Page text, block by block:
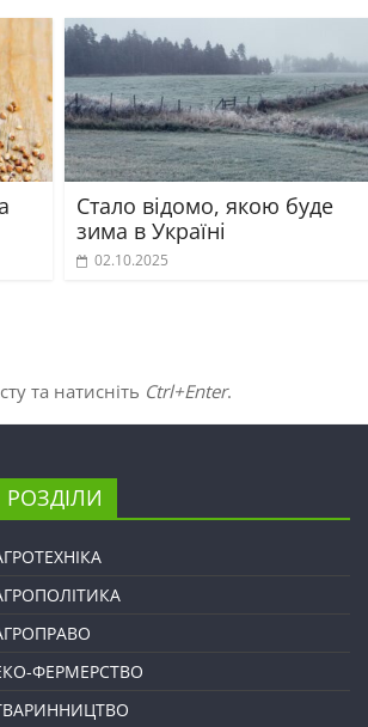
Стало відомо, якою буде
зима в Україні
02.10.2025
та натисніть Ctrl+Enter.
РОЗДІЛИ
ФЕРМЕРСТВО